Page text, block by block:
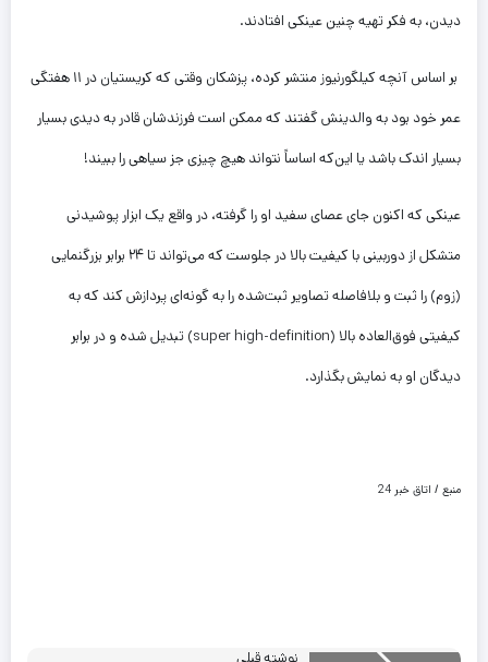
دیدن، به فکر تهیه چنین عینکی افتادند.
بر اساس آنچه کیلگورنیوز منتشر کرده، پزشکان وقتی که کریستیان در ۱۱ هفتگی
عمر خود بود به والدینش گفتند که ممکن است فرزندشان قادر به دیدی بسیار
بسیار اندک باشد یا این‌که اساساً نتواند هیچ چیزی جز سیاهی را ببیند!
عینکی که اکنون جای عصای سفید او را گرفته، در واقع یک ابزار پوشیدنی
متشکل از دوربینی با کیفیت بالا در جلوست که می‌تواند تا ۲۴ برابر بزرگنمایی
(زوم) را ثبت و بلافاصله تصاویر ثبت‌شده را به گونه‌ای پردازش کند که به
کیفیتی فوق‌العاده بالا (super high-definition) تبدیل شده و در برابر
دیدگان او به نمایش بگذارد.
منبع / اتاق خبر 24
نوشته قبلی